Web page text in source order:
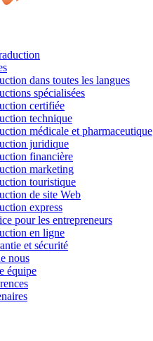
dans toutes les langues
spécialisées
certifiée
technique
médicale et pharmaceutique
juridique
financière
marketing
touristique
de site Web
express
pour les entrepreneurs
en ligne
et sécurité
nous
équipe